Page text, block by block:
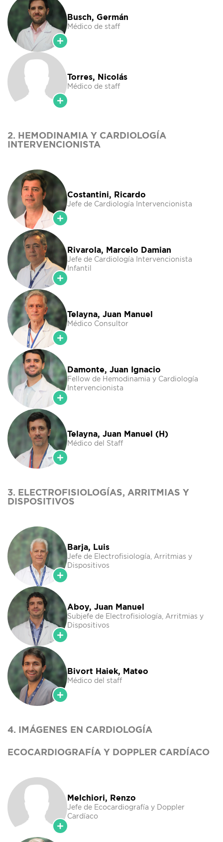
Busch, Germán
Médico de staff
Torres, Nicolás
Médico de staff
2. HEMODINAMIA Y CARDIOLOGÍA
INTERVENCIONISTA
Costantini, Ricardo
Jefe de Cardiología Intervencionista
Rivarola, Marcelo Damian
Jefe de Cardiología Intervencionista
Infantil
Telayna, Juan Manuel
Médico Consultor
Damonte, Juan Ignacio
Fellow de Hemodinamia y Cardiología
Intervencionista
Telayna, Juan Manuel (H)
Médico del Staff
3. ELECTROFISIOLOGÍAS, ARRITMIAS Y
DISPOSITIVOS
Barja, Luis
Jefe de Electrofisiología, Arritmias y
Dispositivos
Aboy, Juan Manuel
Subjefe de Electrofisiología, Arritmias y
Dispositivos
Bivort Haiek, Mateo
Médico del staff
4. IMÁGENES EN CARDIOLOGÍA
ECOCARDIOGRAFÍA Y DOPPLER CARDÍACO
Melchiori, Renzo
Jefe de Ecocardiografía y Doppler
Cardíaco